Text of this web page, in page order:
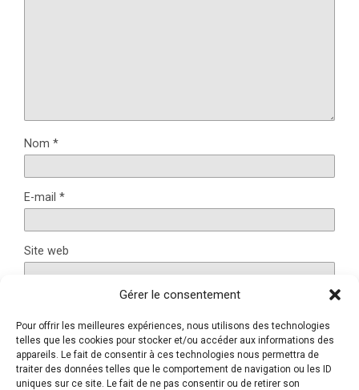
Gérer le consentement
Pour offrir les meilleures expériences, nous utilisons des technologies
telles que les cookies pour stocker et/ou accéder aux informations des
appareils. Le fait de consentir à ces technologies nous permettra de
traiter des données telles que le comportement de navigation ou les ID
uniques sur ce site. Le fait de ne pas consentir ou de retirer son
Nom *
E-mail *
Site web
Ce site utilise Akismet pour réduire les indésirables.En
savoir plus sur la façon dont les données de vos
commentaires sont traitées.